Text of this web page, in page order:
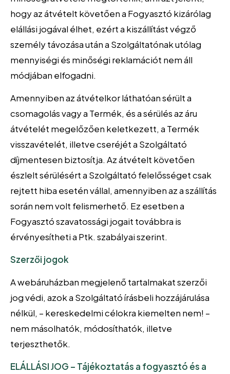
hogy az átvételt követően a Fogyasztó kizárólag
elállási jogával élhet, ezért a kiszállítást végző
személy távozása után a Szolgáltatónak utólag
mennyiségi és minőségi reklamációt nem áll
módjában elfogadni.
Amennyiben az átvételkor láthatóan sérült a
csomagolás vagy a Termék, és a sérülés az áru
átvételét megelőzően keletkezett, a Termék
visszavételét, illetve cseréjét a Szolgáltató
díjmentesen biztosítja. Az átvételt követően
észlelt sérülésért a Szolgáltató felelősséget csak
rejtett hiba esetén vállal, amennyiben az a szállítás
során nem volt felismerhető. Ez esetben a
Fogyasztó szavatossági jogait továbbra is
érvényesítheti a Ptk. szabályai szerint.
Szerzői jogok
A webáruházban megjelenő tartalmakat szerzői
jog védi, azok a Szolgáltató írásbeli hozzájárulása
nélkül, – kereskedelmi célokra kiemelten nem! –
nem másolhatók, módosíthatók, illetve
terjeszthetők.
ELÁLLÁSI JOG – Tájékoztatás a fogyasztó és a